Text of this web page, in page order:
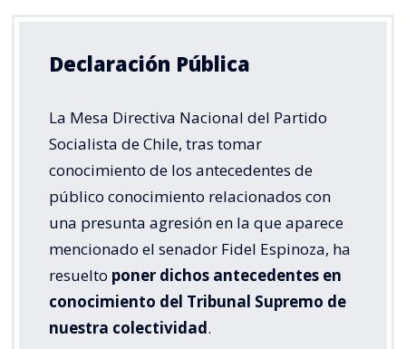
Declaración Pública
La Mesa Directiva Nacional del Partido
Socialista de Chile, tras tomar
conocimiento de los antecedentes de
público conocimiento relacionados con
una presunta agresión en la que aparece
mencionado el senador Fidel Espinoza, ha
resuelto poner dichos antecedentes en
conocimiento del Tribunal Supremo de
nuestra colectividad.